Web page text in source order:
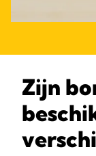
Zijn